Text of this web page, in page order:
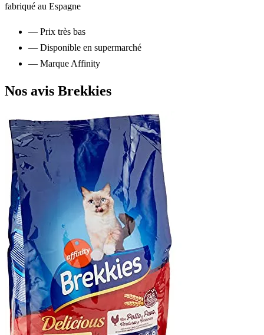
fabriqué au Espagne
— Prix très bas
— Disponible en supermarché
— Marque Affinity
Nos avis Brekkies